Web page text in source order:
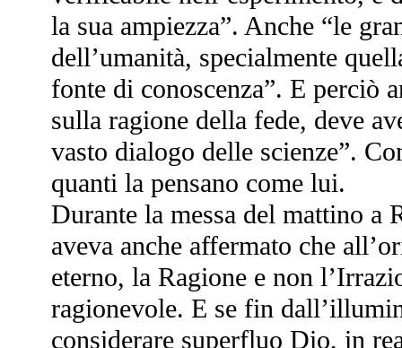
la sua ampiezza”. Anche “le
dell’umanità, specialmente
fonte di conoscenza”. E perciò
sulla ragione della fede, deve
vasto dialogo delle scienze”.
quanti la pensano come lui.
Durante la messa del mattino a
aveva anche affermato che
eterno, la Ragione e non
ragionevole. E se fin
considerare superfluo Dio, in